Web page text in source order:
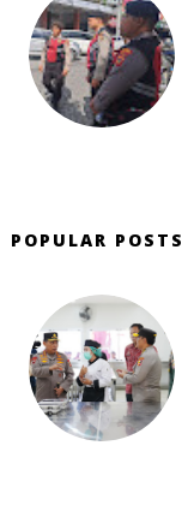
POPULAR POSTS